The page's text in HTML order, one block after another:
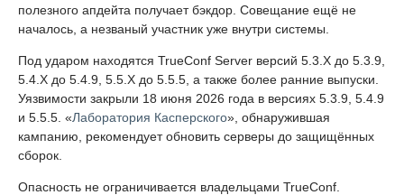
полезного апдейта получает бэкдор. Совещание ещё не
началось, а незваный участник уже внутри системы.
Под ударом находятся TrueConf Server версий 5.3.X до 5.3.9,
5.4.X до 5.4.9, 5.5.X до 5.5.5, а также более ранние выпуски.
Уязвимости закрыли 18 июня 2026 года в версиях 5.3.9, 5.4.9
и 5.5.5. «Лаборатория Касперского», обнаружившая
кампанию, рекомендует обновить серверы до защищённых
сборок.
Опасность не ограничивается владельцами TrueConf.